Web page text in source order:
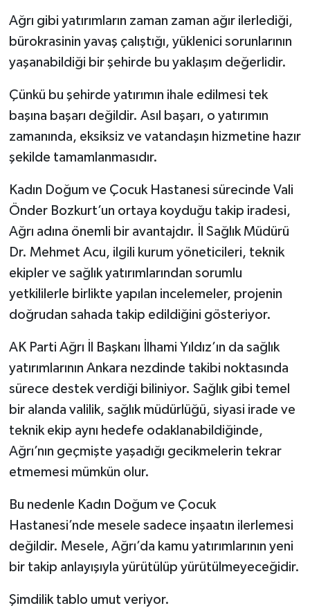
Ağrı gibi yatırımların zaman zaman ağır ilerlediği,
bürokrasinin yavaş çalıştığı, yüklenici sorunlarının
yaşanabildiği bir şehirde bu yaklaşım değerlidir.
Çünkü bu şehirde yatırımın ihale edilmesi tek
başına başarı değildir. Asıl başarı, o yatırımın
zamanında, eksiksiz ve vatandaşın hizmetine hazır
şekilde tamamlanmasıdır.
Kadın Doğum ve Çocuk Hastanesi sürecinde Vali
Önder Bozkurt’un ortaya koyduğu takip iradesi,
Ağrı adına önemli bir avantajdır. İl Sağlık Müdürü
Dr. Mehmet Acu, ilgili kurum yöneticileri, teknik
ekipler ve sağlık yatırımlarından sorumlu
yetkililerle birlikte yapılan incelemeler, projenin
doğrudan sahada takip edildiğini gösteriyor.
AK Parti Ağrı İl Başkanı İlhami Yıldız’ın da sağlık
yatırımlarının Ankara nezdinde takibi noktasında
sürece destek verdiği biliniyor. Sağlık gibi temel
bir alanda valilik, sağlık müdürlüğü, siyasi irade ve
teknik ekip aynı hedefe odaklanabildiğinde,
Ağrı’nın geçmişte yaşadığı gecikmelerin tekrar
etmemesi mümkün olur.
Bu nedenle Kadın Doğum ve Çocuk
Hastanesi’nde mesele sadece inşaatın ilerlemesi
değildir. Mesele, Ağrı’da kamu yatırımlarının yeni
bir takip anlayışıyla yürütülüp yürütülmeyeceğidir.
Şimdilik tablo umut veriyor.